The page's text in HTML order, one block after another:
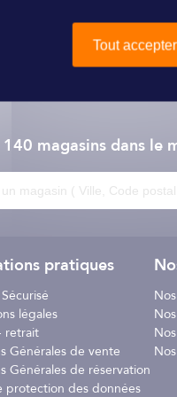
la VHF RT440.
140 magasins dans le
pratiques
légales
retrait
Générales de vente
Générales de réservation
protection des données
Tout accepter